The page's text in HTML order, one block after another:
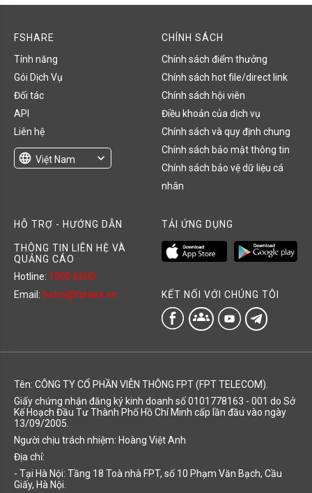
FSHARE
Tính năng
Gói Dịch Vụ
Đối tác
API
Liên hệ
language Việt Nam
expand_more
CHÍNH SÁCH
Chính sách điểm thưởng
Chính sách hot file/direct link
Chính sách hội viên
Điều khoản của dịch vụ
Chính sách và quy định chung
Chính sách bảo mật thông tin
Chính sách bảo vệ dữ liệu cá
nhân
HỖ TRỢ - HƯỚNG DẪN
THÔNG TIN LIÊN HỆ VÀ
QUẢNG CÁO
Hotline: 1900 6600
Email: hotro@fshare.vn
TẢI ỨNG DỤNG
KẾT NỐI VỚI CHÚNG TÔI
groups
Tên: CÔNG TY CỔ PHẦN VIỄN THÔNG FPT (FPT TELECOM).
Giấy chứng nhận đăng ký kinh doanh số 0101778163 - 001 do Sở
Kế Hoạch Đầu Tư Thành Phố Hồ Chí Minh cấp lần đầu vào ngày
13/09/2005.
Người chịu trách nhiệm: Hoàng Việt Anh
Địa chỉ:
- Tại Hà Nội: Tầng 18 Toà nhà FPT, số 10 Phạm Văn Bạch, Cầu
Giấy, Hà Nội.